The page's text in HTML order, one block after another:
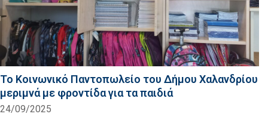
Το Κοινωνικό Παντοπωλείο του Δήμου Χαλανδρίου
μεριμνά με φροντίδα για τα παιδιά
24/09/2025